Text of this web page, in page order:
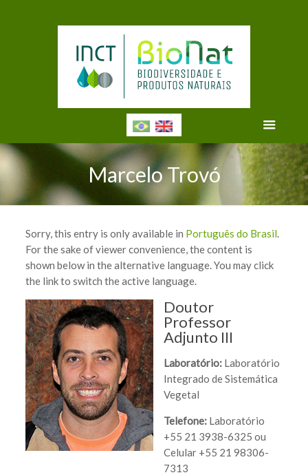
Marcelo Trovó
Sorry, this entry is only available in Português do Brasil.
For the sake of viewer convenience, the content is
shown below in the alternative language. You may click
the link to switch the active language.
Doutor
Professor
Adjunto III
Laboratório: Laboratório
Integrado de Sistemática
Vegetal
Telefone:Laboratório
+55 21 3938-6325 ou
Celular +55 21 98306-
7313